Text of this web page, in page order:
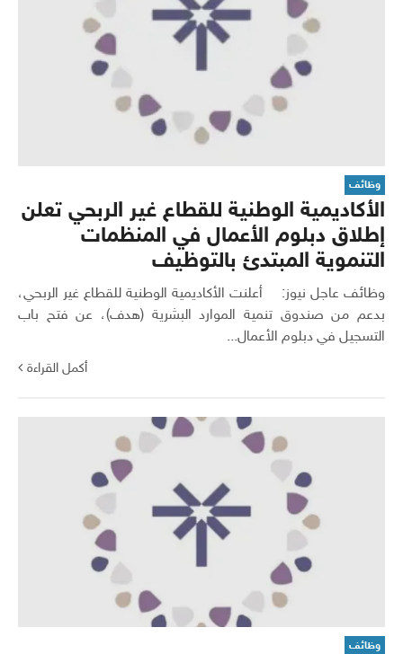
وظائف
الأكاديمية الوطنية للقطاع غير الربحي تعلن
إطلاق دبلوم الأعمال في المنظمات
التنموية المبتدئ بالتوظيف
وظائف عاجل نيوز: أعلنت الأكاديمية الوطنية للقطاع غير الربحي،
بدعم من صندوق تنمية الموارد البشرية (هدف)، عن فتح باب
التسجيل في دبلوم الأعمال...
أكمل القراءة
وظائف